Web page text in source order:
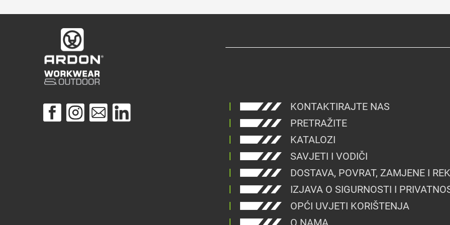
KONTAKTIRAJTE NAS
PRETRAŽITE
KATALOZI
SAVJETI I VODIČI
DOSTAVA, POVRAT, ZAMJENE I
IZJAVA O SIGURNOSTI I
OPĆI UVJETI KORIŠTENJA